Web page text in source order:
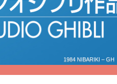
1984 NIBARIKI – GH